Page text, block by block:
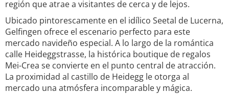
región que atrae a visitantes de cerca y de lejos.
Ubicado pintorescamente en el idílico Seetal de Lucerna,
Gelfingen ofrece el escenario perfecto para este
mercado navideño especial. A lo largo de la romántica
calle Heideggstrasse, la histórica boutique de regalos
Mei-Crea se convierte en el punto central de atracción.
La proximidad al castillo de Heidegg le otorga al
mercado una atmósfera incomparable y mágica.